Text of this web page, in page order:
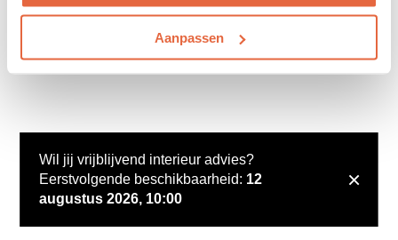
Aanpassen
Wil jij vrijblijvend interieur advies?
Eerstvolgende beschikbaarheid: 12
augustus 2026, 10:00
×